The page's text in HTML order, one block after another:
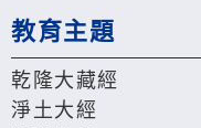
教育主題
乾隆大藏經
淨土大經